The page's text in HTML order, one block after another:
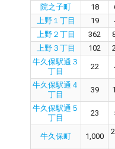
院之子町
18
上野１丁目
19
上野２丁目
362
上野３丁目
102
牛久保駅通３
丁目
22
牛久保駅通４
丁目
39
牛久保駅通５
丁目
23
牛久保町 1,000